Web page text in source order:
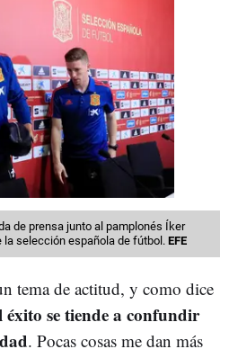
de prensa junto al pamplonés Íker
la selección española de fútbol. EFE
tema de actitud, y como dice
éxito se tiende a confundir
. Pocas cosas me dan más